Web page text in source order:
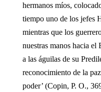
hermanos míos,
tiempo uno de los jefes
mientras que los
nuestras manos hacia
a las águilas de su
reconocimiento de la
poder’ (Copin, P. O.,